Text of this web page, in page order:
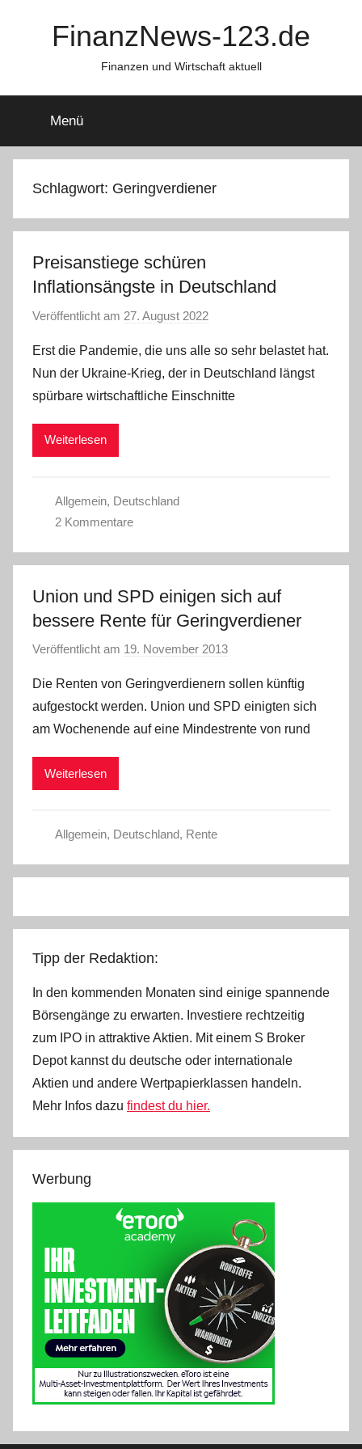
FinanzNews-123.de
Finanzen und Wirtschaft aktuell
Menü
Schlagwort: Geringverdiener
Preisanstiege schüren
Inflationsängste in Deutschland
Veröffentlicht am 27. August 2022
n
a
d
Erst die Pandemie, die uns alle so sehr belastet hat.
Nun der Ukraine-Krieg, der in Deutschland längst
spürbare wirtschaftliche Einschnitte
Weiterlesen
Allgemein, Deutschland
2 Kommentare
Union und SPD einigen sich auf
bessere Rente für Geringverdiener
Veröffentlicht am 19. November 2013
n
a
d
Die Renten von Geringverdienern sollen künftig
aufgestockt werden. Union und SPD einigten sich
am Wochenende auf eine Mindestrente von rund
Weiterlesen
Allgemein, Deutschland, Rente
Tipp der Redaktion:
In den kommenden Monaten sind einige spannende
Börsengänge zu erwarten. Investiere rechtzeitig
zum IPO in attraktive Aktien. Mit einem S Broker
Depot kannst du deutsche oder internationale
Aktien und andere Wertpapierklassen handeln.
Mehr Infos dazu findest du hier.
Werbung